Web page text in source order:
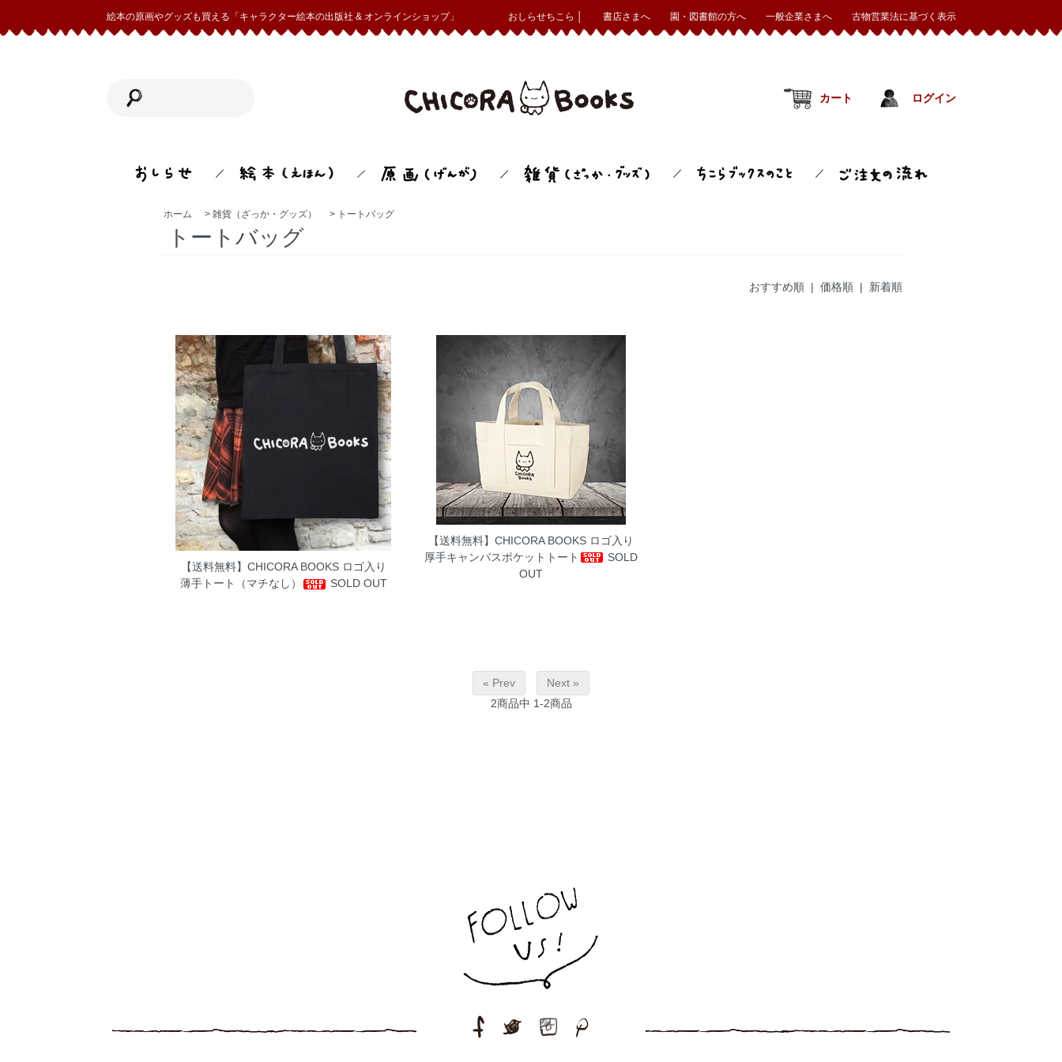
絵本の原画やグッズも買える「キャラクター絵本の出版社 & オンラインショップ」 おしらせちこら │ 書店さまへ 園・図書館の方へ 一般企業さまへ 古物営業法に基づく表示
カート ログイン
ホーム > 雑貨（ざっか・グッズ） > トートバッグ
トートバッグ
おすすめ順 | 価格順 | 新着順
【送料無料】CHICORA BOOKS ロゴ入り
薄手トート（マチなし）
SOLD OUT
【送料無料】CHICORA BOOKS ロゴ入り
厚手キャンバスポケットトート
SOLD
OUT
« Prev
Next »
2商品中 1-2商品